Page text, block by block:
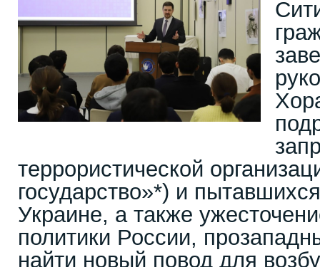
террористической
государство»*) и
Украине, а также
политики России,
найти новый повод для